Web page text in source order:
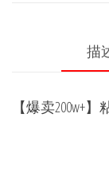
描
【爆卖200w+